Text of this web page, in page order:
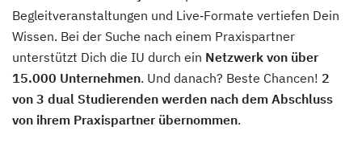
Begleitveranstaltungen und Live‑Formate vertiefen Dein
Wissen. Bei der Suche nach einem Praxispartner
unterstützt Dich die IU durch ein Netzwerk von über
15.000 Unternehmen. Und danach? Beste Chancen! 2
von 3 dual Studierenden werden nach dem Abschluss
von ihrem Praxispartner übernommen.